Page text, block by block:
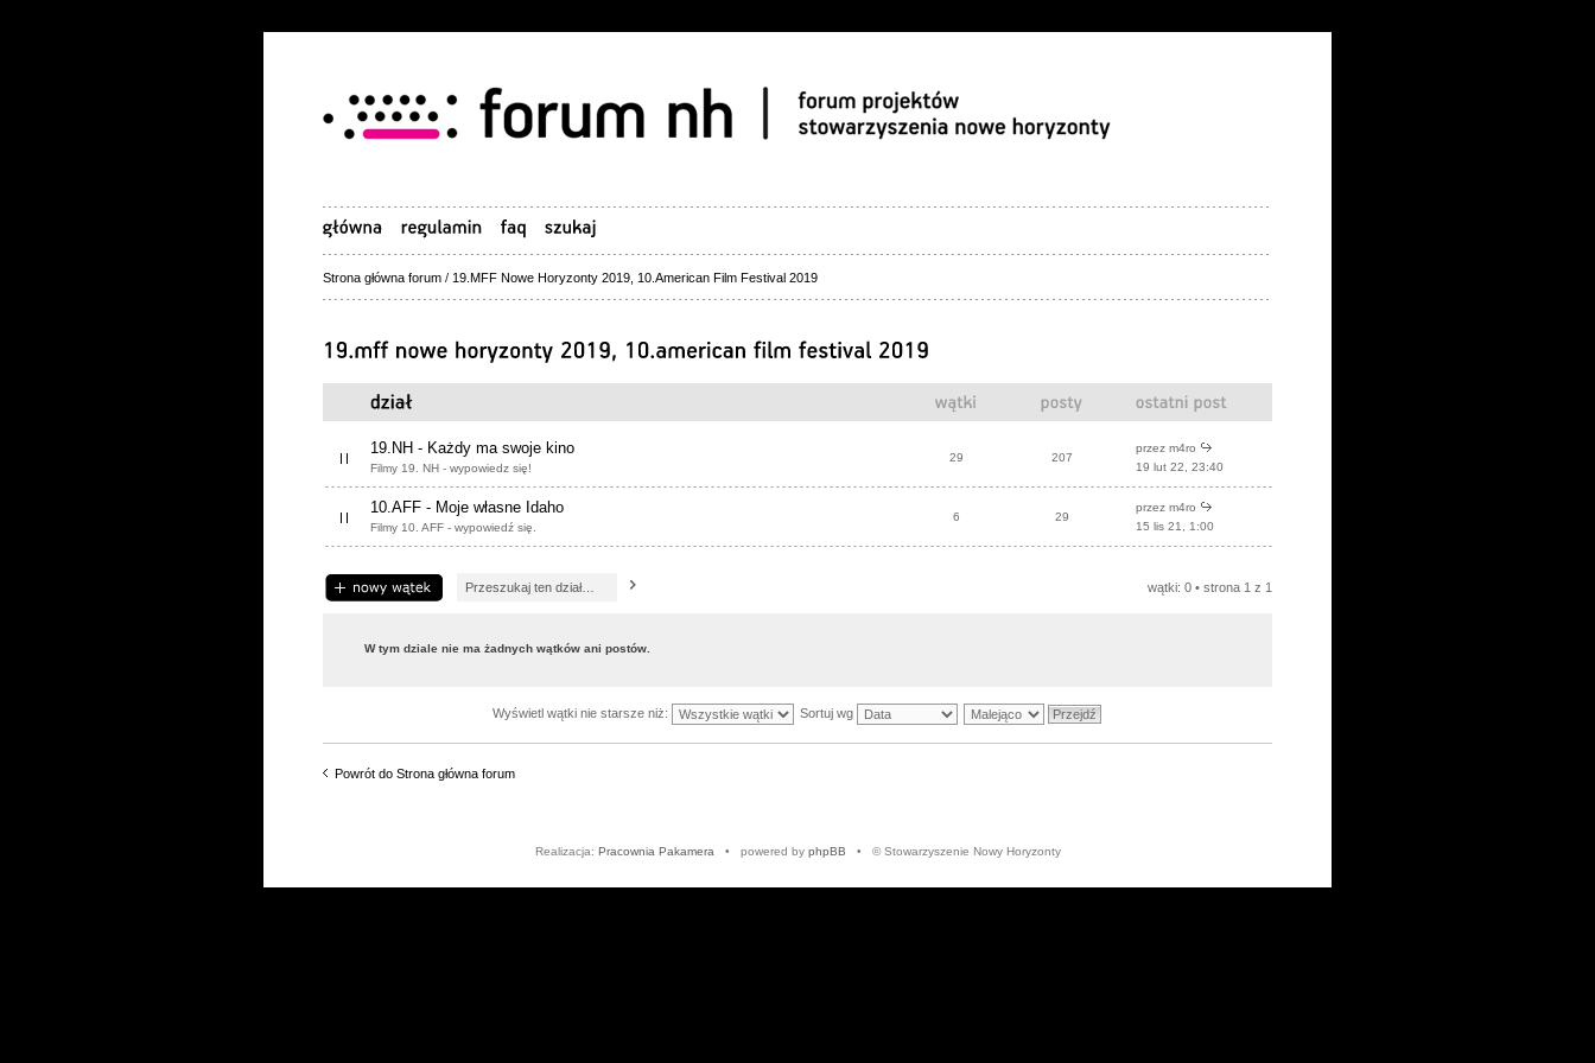
Strona główna forum / 19.MFF Nowe Horyzonty 2019, 10.American Film Festival 2019
19.NH - Każdy ma swoje kino
Filmy 19. NH - wypowiedz się!
29 207
przez m4ro
19 lut 22, 23:40
10.AFF - Moje własne Idaho
Filmy 10. AFF - wypowiedź się.
6 29
przez m4ro
15 lis 21, 1:00
Napisz wątek wątki: 0 • strona 1 z 1
W tym dziale nie ma żadnych wątków ani postów.
Wyświetl wątki nie starsze niż: Sortuj wg
Powrót do Strona główna forum
Realizacja: Pracownia Pakamera • powered by phpBB • © Stowarzyszenie Nowy Horyzonty